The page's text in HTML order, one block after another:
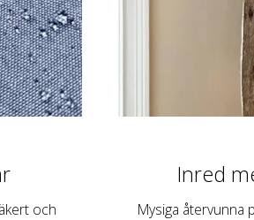
och
Inred
Mysiga återvunna